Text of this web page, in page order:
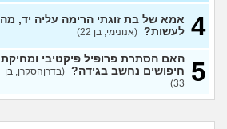
האם מה שאני מרגיש זה הגיוני
ותקין?
(לירון, בן 31)
איך להתגבר על רצון לקשר
לפני הזמן?
(אנונימית, בת 21)
הבילויים, זה מוריד לכם?
4 אמא של בת זוגתי הרימה עליה יד, מה
לעשות? (אנונימי, בן 22)
5 האם הסתרת פרופיל פיקטיבי ומחיקת
חיפושים נחשב בגידה? (בדרןהסקרן, בן
33)